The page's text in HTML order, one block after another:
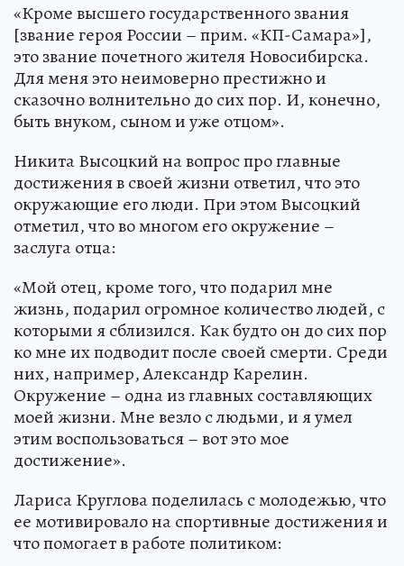
«Кроме высшего государственного звания
[звание героя России – прим. «КП-Самара»],
это звание почетного жителя Новосибирска.
Для меня это неимоверно престижно и
сказочно волнительно до сих пор. И, конечно,
быть внуком, сыном и уже отцом».
Никита Высоцкий на вопрос про главные
достижения в своей жизни ответил, что это
окружающие его люди. При этом Высоцкий
отметил, что во многом его окружение –
заслуга отца:
«Мой отец, кроме того, что подарил мне
жизнь, подарил огромное количество людей, с
которыми я сблизился. Как будто он до сих пор
ко мне их подводит после своей смерти. Среди
них, например, Александр Карелин.
Окружение – одна из главных составляющих
моей жизни. Мне везло с людьми, и я умел
этим воспользоваться – вот это мое
достижение».
Лариса Круглова поделилась с молодежью, что
ее мотивировало на спортивные достижения и
что помогает в работе политиком: